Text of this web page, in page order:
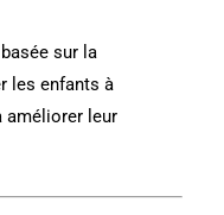
sur la
les enfants à
améliorer leur